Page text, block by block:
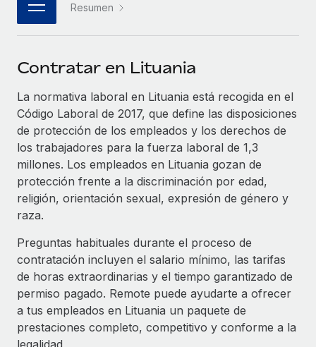
Conecta cualquier herramienta de IA con Remote
Optimiza los procesos con herramientas empresariales
esenciales.
SERVICIOS
Pregunta a un experto
Obtén ayuda de gente experta en RR. HH. globales
y cumplimiento normativo.
Simplifica los procesos de cribado de candidatos.
Cumplimiento normativo
Adelántate a los riesgos de cumplimiento
normativo.
Gestión de dispositivos
Socios tecnológicos estratégicos
Integra la gestión de los RR. HH. globales en tu
Asociarse
Remote Build
Próximamente
Consultoría de integraciones y automatización con IA.
CASOS PRÁCTICOS
Información sobre salarios y talento
Obtén ayuda
Consulta todos los recursos
EOR y PEO
Contractor Management
Impuestos
中文（简体）Resumen
Contratar en Lituania
La normativa laboral en Lituania está recogida en el
Código Laboral de 2017, que define las disposiciones
de protección de los empleados y los derechos de
los trabajadores para la fuerza laboral de 1,3
millones. Los empleados en Lituania gozan de
protección frente a la discriminación por edad,
religión, orientación sexual, expresión de género y
raza.
Preguntas habituales durante el proceso de
contratación incluyen el salario mínimo, las tarifas
de horas extraordinarias y el tiempo garantizado de
permiso pagado. Remote puede ayudarte a ofrecer
a tus empleados en Lituania un paquete de
prestaciones completo, competitivo y conforme a la
legalidad.